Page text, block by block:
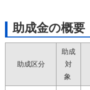
助成金の概要
助成区分
助成
対
象